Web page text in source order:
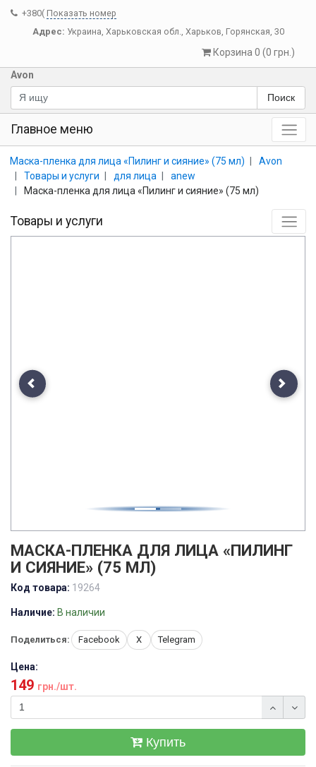
+380( Показать номер
Адрес: Украина, Харьковская обл., Харьков, Горянская, 30
Корзина 0 (0 грн.)
Avon
Поиск
Главное меню
Маска-пленка для лица «Пилинг и сияние» (75 мл)
Avon
Товары и услуги
для лица
anew
Маска-пленка для лица «Пилинг и сияние» (75 мл)
Товары и услуги
Previous Next
МАСКА-ПЛЕНКА ДЛЯ ЛИЦА «ПИЛИНГ
И СИЯНИЕ» (75 МЛ)
Код товара: 19264
Наличие: В наличии
Поделиться: Facebook X Telegram
Цена:
149 грн./шт.
Купить